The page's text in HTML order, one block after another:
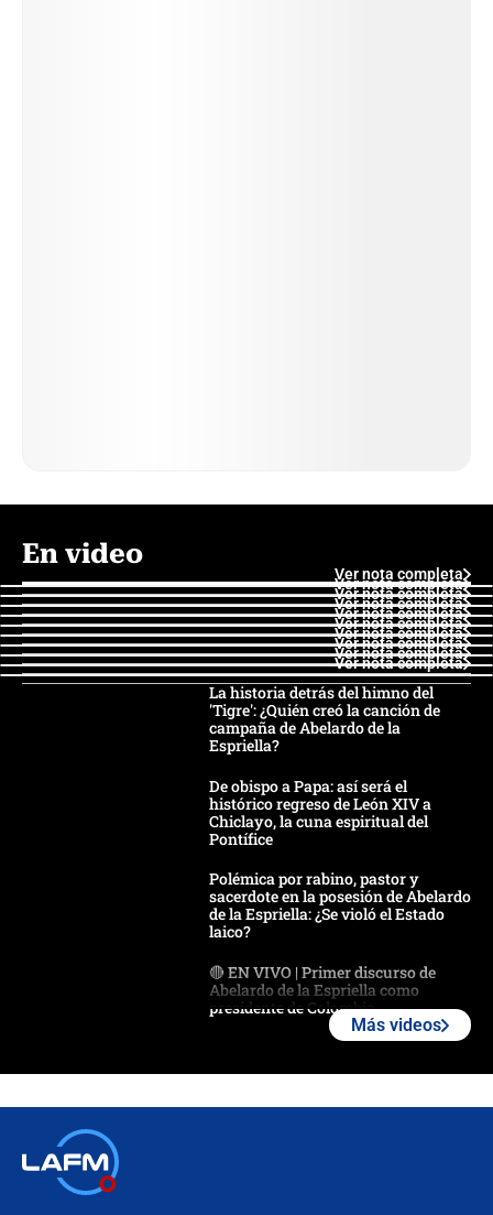
En video
Ver nota completa
Ver nota completa
Ver nota completa
Ver nota completa
Ver nota completa
Ver nota completa
Ver nota completa
Ver nota completa
Ver nota completa
Ver nota completa
La historia detrás del himno del
'Tigre': ¿Quién creó la canción de
campaña de Abelardo de la
Espriella?
De obispo a Papa: así será el
histórico regreso de León XIV a
Chiclayo, la cuna espiritual del
Pontífice
Polémica por rabino, pastor y
sacerdote en la posesión de Abelardo
de la Espriella: ¿Se violó el Estado
laico?
🔴 EN VIVO | Primer discurso de
Abelardo de la Espriella como
presidente de Colombia
Más videos